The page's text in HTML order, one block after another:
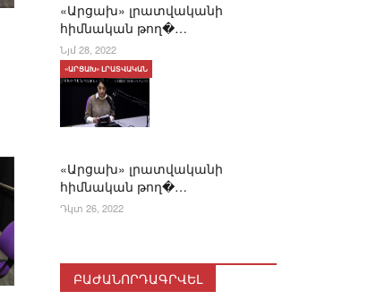
«Արցախ» լրատվականի
հիմնական թող�…
Նյմ 28, 2022
«Արցախ» լրատվականի
հիմնական թող�…
«ԱՐՑԱԽ» ԼՐԱՏՎԱԿԱՆ
Դկտ 26, 2022
ԲԱԺԱՆՈՐԴԱԳՐՎԵԼ